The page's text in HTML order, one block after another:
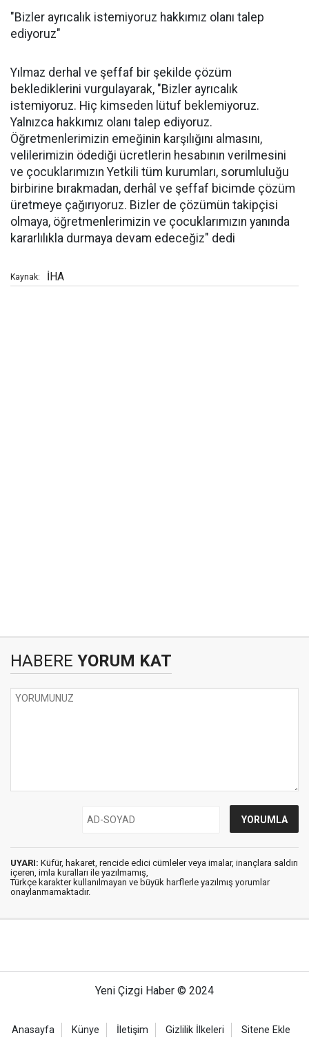
"Bizler ayrıcalık istemiyoruz hakkımız olanı talep
ediyoruz"
Yılmaz derhal ve şeffaf bir şekilde çözüm
beklediklerini vurgulayarak, "Bizler ayrıcalık
istemiyoruz. Hiç kimseden lütuf beklemiyoruz.
Yalnızca hakkımız olanı talep ediyoruz.
Öğretmenlerimizin emeğinin karşılığını almasını,
velilerimizin ödediği ücretlerin hesabının verilmesini
ve çocuklarımızın Yetkili tüm kurumları, sorumluluğu
birbirine bırakmadan, derhâl ve şeffaf bicimde çözüm
üretmeye çağırıyoruz. Bizler de çözümün takipçisi
olmaya, öğretmenlerimizin ve çocuklarımızın yanında
kararlılıkla durmaya devam edeceğiz" dedi
Kaynak: İHA
HABERE YORUM KAT
UYARI: Küfür, hakaret, rencide edici cümleler veya imalar, inançlara saldırı
içeren, imla kuralları ile yazılmamış,
Türkçe karakter kullanılmayan ve büyük harflerle yazılmış yorumlar
onaylanmamaktadır.
Yeni Çizgi Haber © 2024
Anasayfa Künye İletişim Gizlilik İlkeleri Sitene Ekle